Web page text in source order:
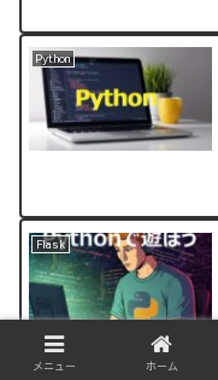
Python
Flask
メニュー ホーム